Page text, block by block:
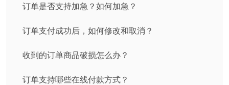
订单是否支持加急？如何加急？
订单支付成功后，如何修改和取消？
收到的订单商品破损怎么办？
订单支持哪些在线付款方式？